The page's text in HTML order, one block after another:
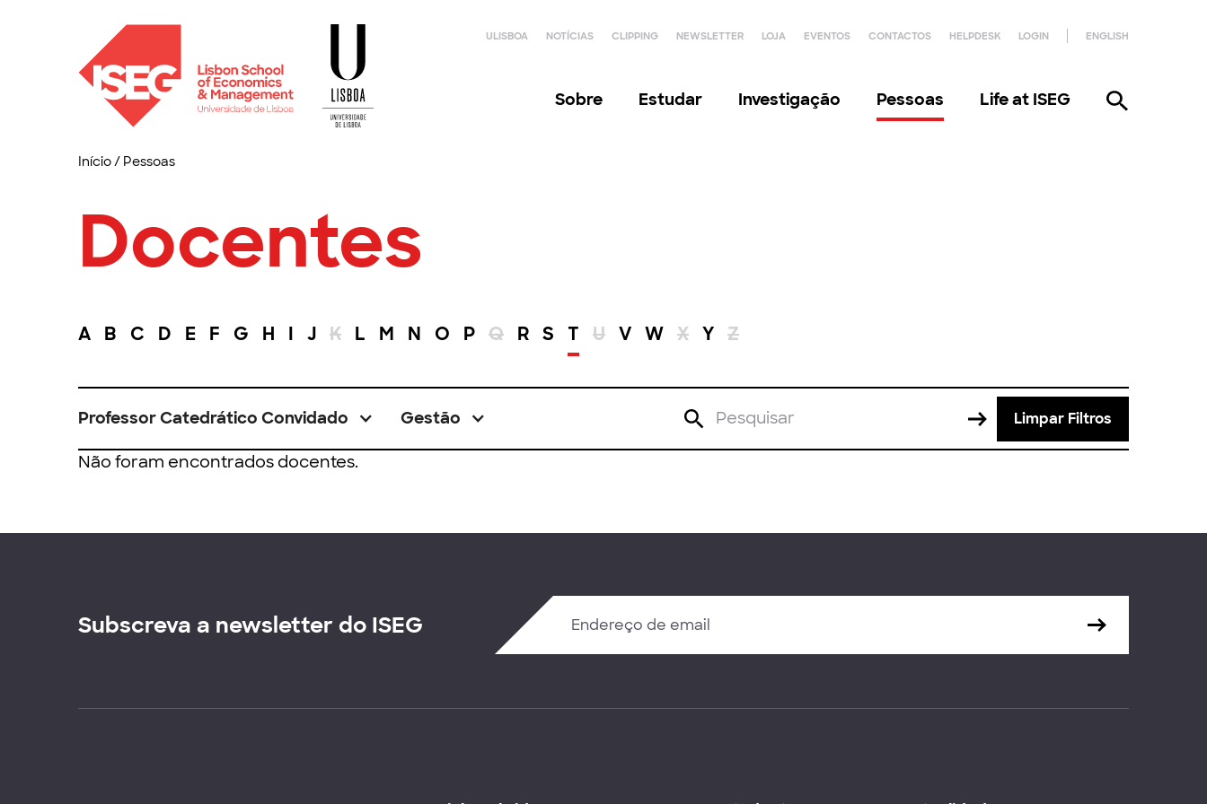
ULISBOA NOTÍCIAS CLIPPING NEWSLETTER LOJA EVENTOS CONTACTOS HELPDESK LOGIN ENGLISH
Sobre Estudar Investigação Pessoas Life at ISEG
Início/ Pessoas
Docentes
A B C D E F G H I J K L M N O P Q R S T U V W X Y Z
Professor Catedrático Convidado Gestão Limpar Filtros
Não foram encontrados docentes.
Subscreva a newsletter do ISEG